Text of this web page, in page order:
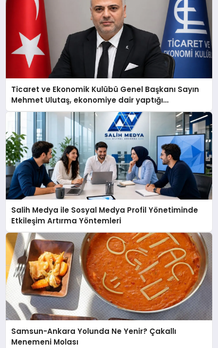
Ticaret ve Ekonomik Kulübü Genel Başkanı Sayın
Mehmet Ulutaş, ekonomiye dair yaptığı
açıklamada şunları kaydetti:
Salih Medya ile Sosyal Medya Profil Yönetiminde
Etkileşim Artırma Yöntemleri
Samsun-Ankara Yolunda Ne Yenir? Çakallı
Menemeni Molası